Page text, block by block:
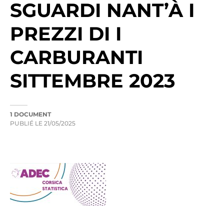
SGUARDI NANT’À I
PREZZI DI I
CARBURANTI
SITTEMBRE 2023
1 DOCUMENT
PUBLIÉ LE 21/05/2025